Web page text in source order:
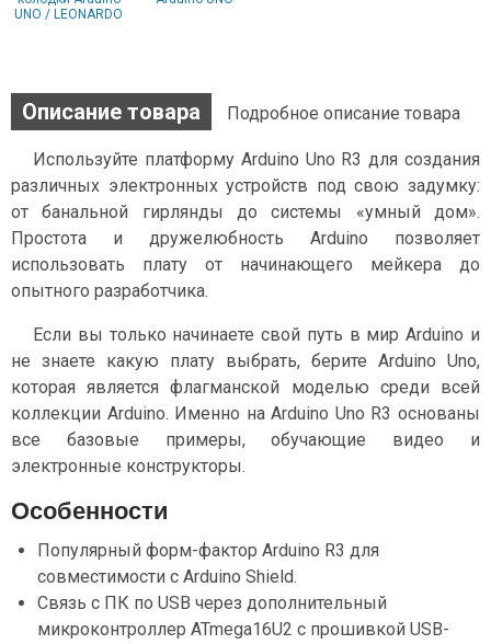
UNO / LEONARDO
Описание товара Подробное описание товара
Используйте платформу Arduino Uno R3 для создания
различных электронных устройств под свою задумку:
от банальной гирлянды до системы «умный дом».
Простота и дружелюбность Arduino позволяет
использовать плату от начинающего мейкера до
опытного разработчика.
Если вы только начинаете свой путь в мир Arduino и
не знаете какую плату выбрать, берите Arduino Uno,
которая является флагманской моделью среди всей
коллекции Arduino. Именно на Arduino Uno R3 основаны
все базовые примеры, обучающие видео и
электронные конструкторы.
Особенности
Популярный форм-фактор Arduino R3 для
совместимости с Arduino Shield.
Связь с ПК по USB через дополнительный
микроконтроллер ATmega16U2 с прошивкой USB-